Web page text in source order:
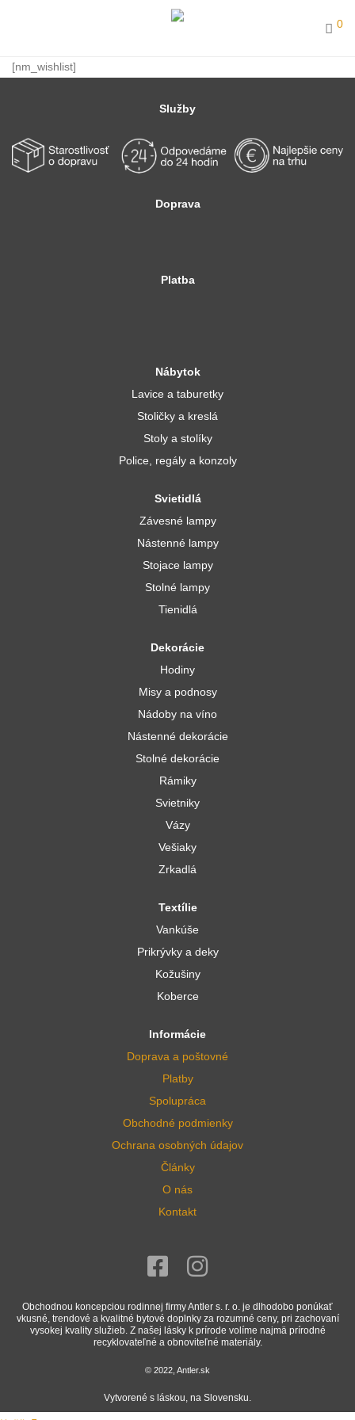
0
[nm_wishlist]
Služby
Doprava
Platba
Nábytok
Lavice a taburetky
Stoličky a kreslá
Stoly a stolíky
Police, regály a konzoly
Svietidlá
Závesné lampy
Nástenné lampy
Stojace lampy
Stolné lampy
Tienidlá
Dekorácie
Hodiny
Misy a podnosy
Nádoby na víno
Nástenné dekorácie
Stolné dekorácie
Rámiky
Svietniky
Vázy
Vešiaky
Zrkadlá
Textílie
Vankúše
Prikrývky a deky
Kožušiny
Koberce
Informácie
Doprava a poštovné
Platby
Spolupráca
Obchodné podmienky
Ochrana osobných údajov
Články
O nás
Kontakt
Obchodnou koncepciou rodinnej firmy Antler s. r. o. je dlhodobo ponúkať
vkusné, trendové a kvalitné bytové doplnky za rozumné ceny, pri zachovaní
vysokej kvality služieb. Z našej lásky k prírode volíme najmä prírodné
recyklovateľné a obnoviteľné materiály.
© 2022, Antler.sk
Vytvorené s láskou, na Slovensku.